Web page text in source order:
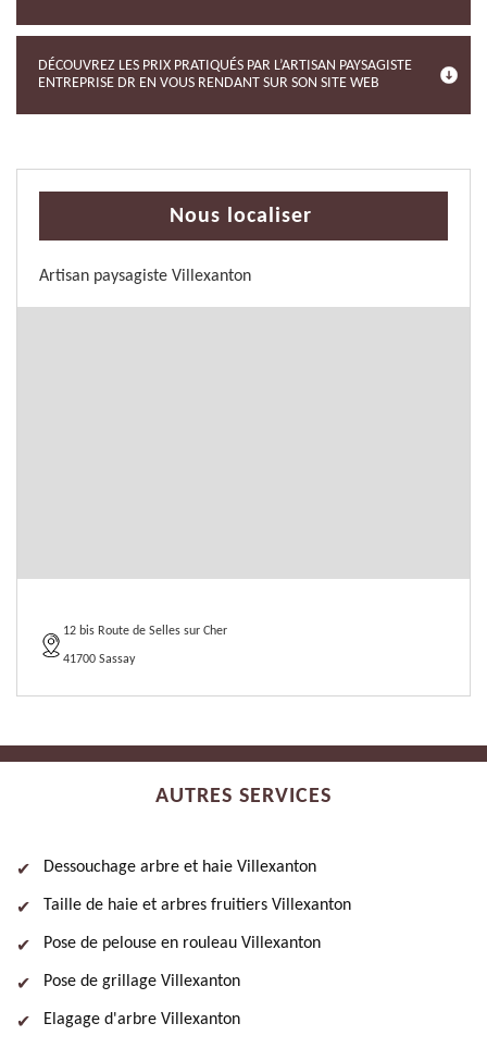
DÉCOUVREZ LES PRIX PRATIQUÉS PAR L’ARTISAN PAYSAGISTE
ENTREPRISE DR EN VOUS RENDANT SUR SON SITE WEB
Nous localiser
Artisan paysagiste Villexanton
12 bis Route de Selles sur Cher
41700 Sassay
AUTRES SERVICES
Dessouchage arbre et haie Villexanton
Taille de haie et arbres fruitiers Villexanton
Pose de pelouse en rouleau Villexanton
Pose de grillage Villexanton
Elagage d'arbre Villexanton